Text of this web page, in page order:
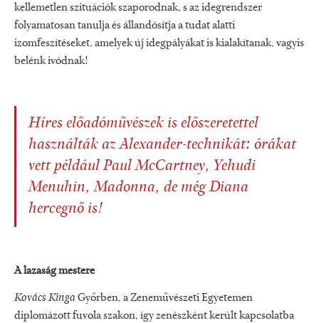
kellemetlen szituációk szaporodnak, s az idegrendszer
folyamatosan tanulja és állandósítja a tudat alatti
izomfeszítéseket, amelyek új idegpályákat is kialakítanak, vagyis
belénk ivódnak!
Híres előadóművészek is előszeretettel
használták az Alexander-technikát: órákat
vett például Paul McCartney, Yehudi
Menuhin, Madonna, de még Diana
hercegnő is!
A lazaság mestere
Kovács KingaGyőrben, a Zeneművészeti Egyetemen
diplomázott fuvola szakon, így zenészként került kapcsolatba